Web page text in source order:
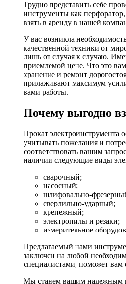
Трудно представить себе
инструменты как
взять в аренду в нашей
У вас возникла
качественной техники от
лишь от случая к случаю.
приемлемой цене. Что это
хранение и ремонт
прилаживают максимум
вами работы.
Почему выгодно
Прокат электроинструмента
учитывать пожелания и
соответствовать вашим
наличии следующие виды
сварочный;
насосный;
шлифовально-
сверлильно-ударный;
крепежный;
электропилы и резаки;
измерительное
Предлагаемый нами
заключен на любой
специалистами, поможет вам
Мы станем вашим надежным